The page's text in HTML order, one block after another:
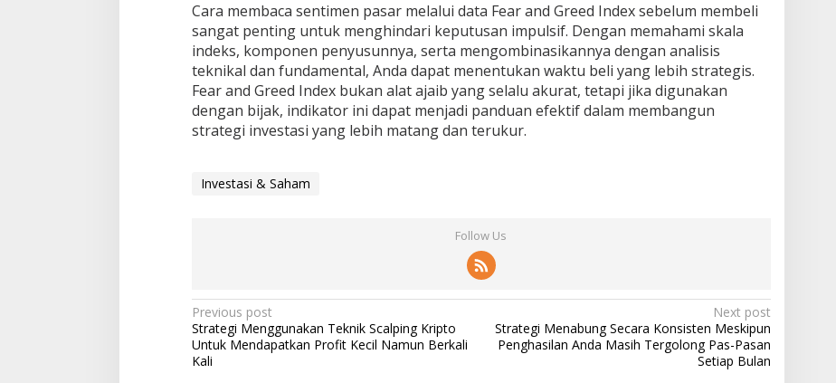
Cara membaca sentimen pasar melalui data Fear and Greed Index sebelum membeli
sangat penting untuk menghindari keputusan impulsif. Dengan memahami skala
indeks, komponen penyusunnya, serta mengombinasikannya dengan analisis
teknikal dan fundamental, Anda dapat menentukan waktu beli yang lebih strategis.
Fear and Greed Index bukan alat ajaib yang selalu akurat, tetapi jika digunakan
dengan bijak, indikator ini dapat menjadi panduan efektif dalam membangun
strategi investasi yang lebih matang dan terukur.
Investasi & Saham
Follow Us
Post
navigation
Previous post
Strategi Menggunakan Teknik Scalping Kripto
Untuk Mendapatkan Profit Kecil Namun Berkali
Kali
Next post
Strategi Menabung Secara Konsisten Meskipun
Penghasilan Anda Masih Tergolong Pas-Pasan
Setiap Bulan